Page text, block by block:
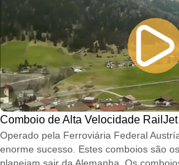
Comboio de Alta Velocidade RailJet
Operado pela Ferroviária Federal
enorme sucesso. Estes comboios são